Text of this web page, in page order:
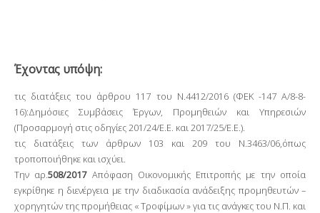
Έχοντας υπόψη:
τις διατάξεις του άρθρου 117 του Ν.4412/2016 (ΦΕΚ -147 Α/8-8-
16):Δημόσιες Συμβάσεις Έργων, Προμηθειών και Υπηρεσιών
(Προσαρμογή στις οδηγίες 201/24/Ε.Ε. και 2017/25/Ε.Ε.).
τις διατάξεις των άρθρων 103 και 209 του Ν.3463/06,όπως
τροποποιήθηκε και ισχύει.
Την αρ.508/2017Απόφαση Οικονομικής Επιτροπής με την οποία
εγκρίθηκε η διενέργεια με την διαδικασία ανάδειξης προμηθευτών –
χορηγητών της προμήθειας « Τροφίμων » για τις ανάγκες του Ν.Π. και